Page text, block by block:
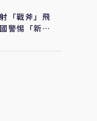
「戰斧」飛
警惕「新型
展